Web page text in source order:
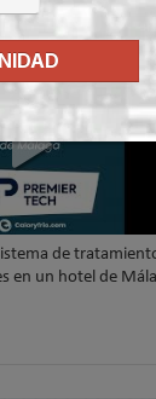
de
en un hotel de